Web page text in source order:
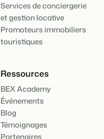
Services de conciergerie
et gestion locative
Promoteurs immobiliers
touristiques
Ressources
BEX Academy
Événements
Blog
Témoignages